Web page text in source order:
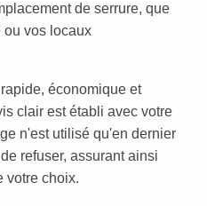
de serrure, que
ou vos locaux
économique et
clair est établi avec votre
n'est utilisé qu'en dernier
refuser, assurant ainsi
votre choix.